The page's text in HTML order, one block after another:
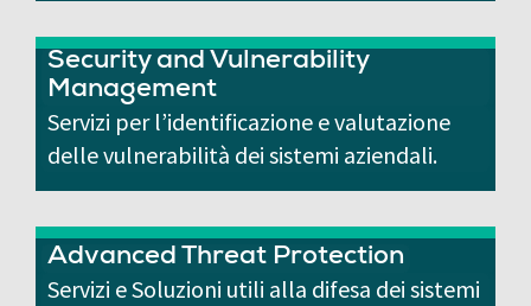
Security and Vulnerability
Management
Servizi per l’identificazione e valutazione
delle vulnerabilità dei sistemi aziendali.
Advanced Threat Protection
Servizi e Soluzioni utili alla difesa dei sistemi